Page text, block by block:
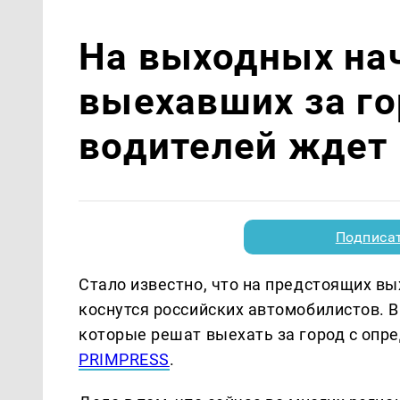
На выходных
выехавших за
водителей
Стало известно, что на предстоящих
коснутся российских автомобилистов.
которые решат выехать за город с
PRIMPRESS.